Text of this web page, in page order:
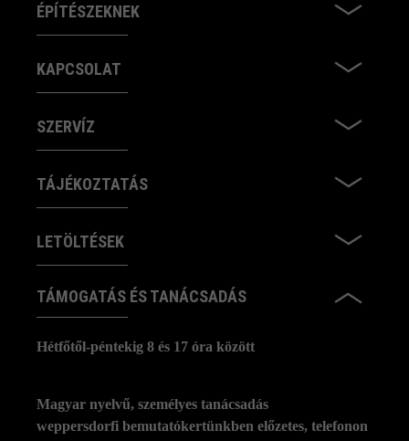
ÉPÍTÉSZEKNEK
KAPCSOLAT
SZERVÍZ
TÁJÉKOZTATÁS
LETÖLTÉSEK
TÁMOGATÁS ÉS TANÁCSADÁS
Hétfőtől-péntekig 8 és 17 óra között
Magyar nyelvű, személyes tanácsadás
weppersdorfi bemutatókertünkben előzetes, telefonon